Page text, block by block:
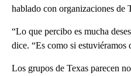
hablado con organizaciones de
“Lo que percibo es mucha
dice. “Es como si estuviéramos
Los grupos de Texas parecen